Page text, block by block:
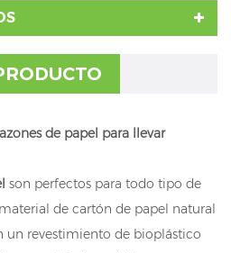
de papel para llevar
son perfectos para todo tipo de
de cartón de papel natural
un revestimiento de bioplástico